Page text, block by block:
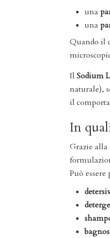
una
una
Quando il
Il Sodium
naturale),
il
In
Grazie alla
Può